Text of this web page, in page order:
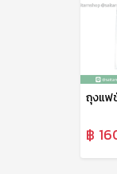
฿